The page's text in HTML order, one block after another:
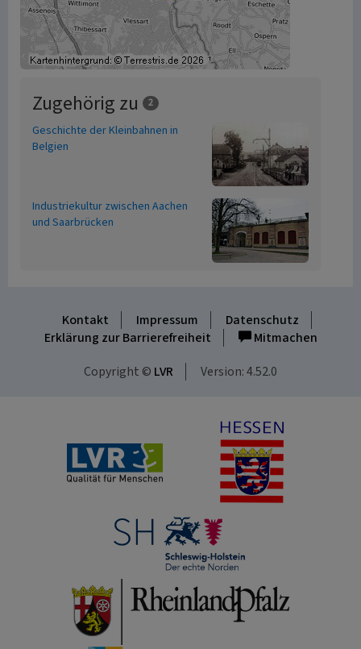
Zugehörig zu 2
Geschichte der Kleinbahnen in
Belgien
Industriekultur zwischen Aachen
und Saarbrücken
Kontakt Impressum
Datenschutz
Erklärung zur Barrierefreiheit
Mitmachen
Copyright © LVR Version: 4.52.0